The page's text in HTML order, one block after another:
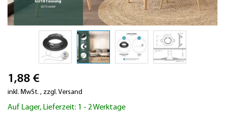
Anfang
der
springen
1,88 €
inkl. MwSt. , zzgl. Versand
Auf Lager, Lieferzeit: 1 - 2 Werktage